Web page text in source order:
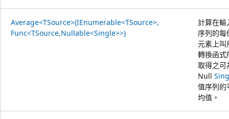
Average<TSource>(IEnumerable<TSource>,
Func<TSource,Nullable<Single>>)
計算在輸
序列的每
元素上叫
轉換函式
取得之可
Null
值序列的
均值。